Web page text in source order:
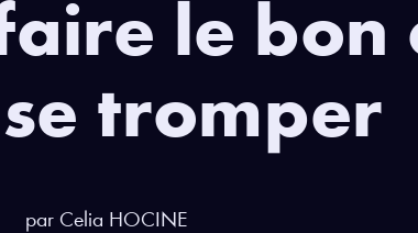
le bon
tromper
par Celia HOCINE